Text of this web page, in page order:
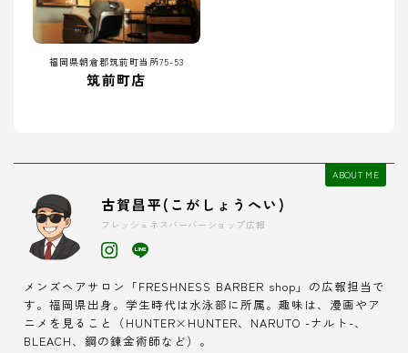
福岡県朝倉郡筑前町当所75-53
筑前町店
ABOUT ME
古賀昌平(こがしょうへい)
フレッシュネスバーバーショップ広報
メンズヘアサロン「FRESHNESS BARBER shop」の広報担当で
す。福岡県出身。学生時代は水泳部に所属。趣味は、漫画やア
ニメを見ること（HUNTER×HUNTER、NARUTO -ナルト-、
BLEACH、鋼の錬金術師など）。